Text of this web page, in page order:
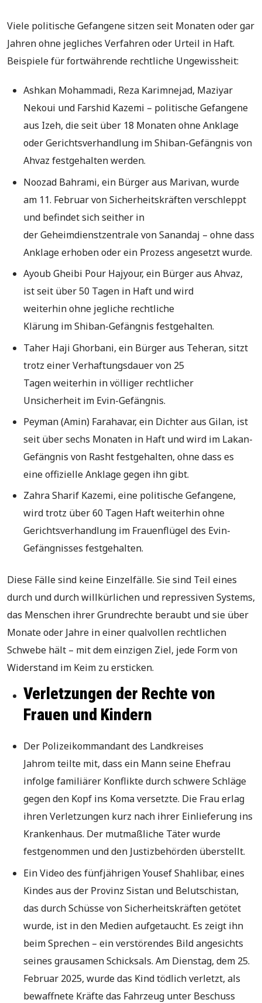
Viele politische Gefangene sitzen seit Monaten oder gar
Jahren ohne jegliches Verfahren oder Urteil in Haft.
Beispiele für fortwährende rechtliche Ungewissheit:
Ashkan Mohammadi, Reza Karimnejad, Maziyar
Nekoui und Farshid Kazemi – politische Gefangene
aus Izeh, die seit über 18 Monaten ohne Anklage
oder Gerichtsverhandlung im Shiban-Gefängnis von
Ahvaz festgehalten werden.
Noozad Bahrami, ein Bürger aus Marivan, wurde
am 11. Februar von Sicherheitskräften verschleppt
und befindet sich seither in
der Geheimdienstzentrale von Sanandaj – ohne dass
Anklage erhoben oder ein Prozess angesetzt wurde.
Ayoub Gheibi Pour Hajyour, ein Bürger aus Ahvaz,
ist seit über 50 Tagen in Haft und wird
weiterhin ohne jegliche rechtliche
Klärung im Shiban-Gefängnis festgehalten.
Taher Haji Ghorbani, ein Bürger aus Teheran, sitzt
trotz einer Verhaftungsdauer von 25
Tagen weiterhin in völliger rechtlicher
Unsicherheit im Evin-Gefängnis.
Peyman (Amin) Farahavar, ein Dichter aus Gilan, ist
seit über sechs Monaten in Haft und wird im Lakan-
Gefängnis von Rasht festgehalten, ohne dass es
eine offizielle Anklage gegen ihn gibt.
Zahra Sharif Kazemi, eine politische Gefangene,
wird trotz über 60 Tagen Haft weiterhin ohne
Gerichtsverhandlung im Frauenflügel des Evin-
Gefängnisses festgehalten.
Diese Fälle sind keine Einzelfälle. Sie sind Teil eines
durch und durch willkürlichen und repressiven Systems,
das Menschen ihrer Grundrechte beraubt und sie über
Monate oder Jahre in einer qualvollen rechtlichen
Schwebe hält – mit dem einzigen Ziel, jede Form von
Widerstand im Keim zu ersticken.
Verletzungen der Rechte von
Frauen und Kindern
Der Polizeikommandant des Landkreises
Jahrom teilte mit, dass ein Mann seine Ehefrau
infolge familiärer Konflikte durch schwere Schläge
gegen den Kopf ins Koma versetzte. Die Frau erlag
ihren Verletzungen kurz nach ihrer Einlieferung ins
Krankenhaus. Der mutmaßliche Täter wurde
festgenommen und den Justizbehörden überstellt.
Ein Video des fünfjährigen Yousef Shahlibar, eines
Kindes aus der Provinz Sistan und Belutschistan,
das durch Schüsse von Sicherheitskräften getötet
wurde, ist in den Medien aufgetaucht. Es zeigt ihn
beim Sprechen – ein verstörendes Bild angesichts
seines grausamen Schicksals. Am Dienstag, dem 25.
Februar 2025, wurde das Kind tödlich verletzt, als
bewaffnete Kräfte das Fahrzeug unter Beschuss